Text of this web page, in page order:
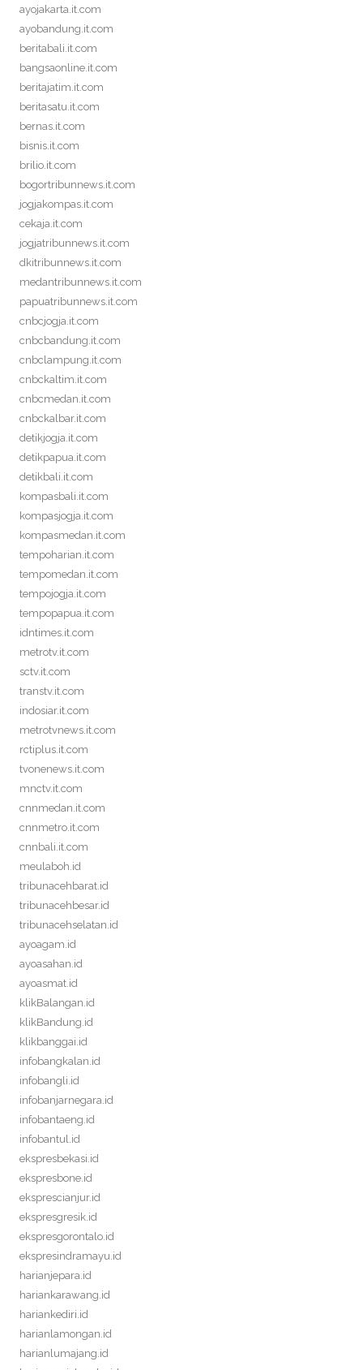
ayojakarta.it.com
ayobandung.it.com
beritabali.it.com
bangsaonline.it.com
beritajatim.it.com
beritasatu.it.com
bernas.it.com
bisnis.it.com
brilio.it.com
bogortribunnews.it.com
jogjakompas.it.com
cekaja.it.com
jogjatribunnews.it.com
dkitribunnews.it.com
medantribunnews.it.com
papuatribunnews.it.com
cnbcjogja.it.com
cnbcbandung.it.com
cnbclampung.it.com
cnbckaltim.it.com
cnbcmedan.it.com
cnbckalbar.it.com
detikjogja.it.com
detikpapua.it.com
detikbali.it.com
kompasbali.it.com
kompasjogja.it.com
kompasmedan.it.com
tempoharian.it.com
tempomedan.it.com
tempojogja.it.com
tempopapua.it.com
idntimes.it.com
metrotv.it.com
sctv.it.com
transtv.it.com
indosiar.it.com
metrotvnews.it.com
rctiplus.it.com
tvonenews.it.com
mnctv.it.com
cnnmedan.it.com
cnnmetro.it.com
cnnbali.it.com
meulaboh.id
tribunacehbarat.id
tribunacehbesar.id
tribunacehselatan.id
ayoagam.id
ayoasahan.id
ayoasmat.id
klikBalangan.id
klikBandung.id
klikbanggai.id
infobangkalan.id
infobangli.id
infobanjarnegara.id
infobantaeng.id
infobantul.id
ekspresbekasi.id
ekspresbone.id
eksprescianjur.id
ekspresgresik.id
ekspresgorontalo.id
ekspresindramayu.id
harianjepara.id
hariankarawang.id
hariankediri.id
harianlamongan.id
harianlumajang.id